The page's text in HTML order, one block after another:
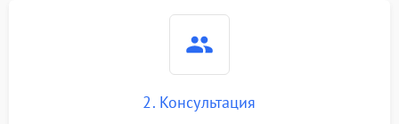
2. Консультация